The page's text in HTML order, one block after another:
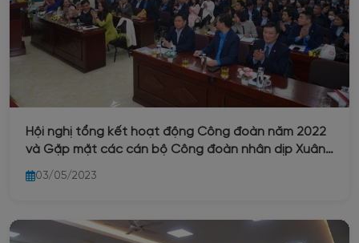
Hội nghị tổng kết hoạt động Công đoàn năm 2022
và Gặp mặt các cán bộ Công đoàn nhân dịp Xuân
Quý Mão 2023
03/05/2023